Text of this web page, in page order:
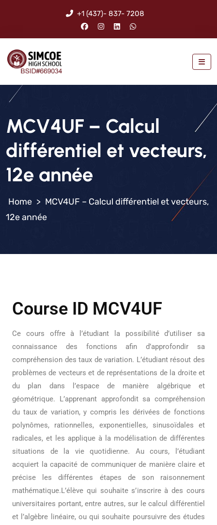
+1 (437)- 837- 7208
MCV4UF – Calcul
différentiel et vecteurs,
12e année
> MCV4UF – Calcul différentiel et vecteurs,
12e année
Course ID MCV4UF
Ce cours offre à l’étudiant la possibilité d’utiliser sa
connaissance des fonctions afin d’approfondir sa
compréhension des taux de variation. L’étudiant résout des
problèmes de vecteurs et de représentations de la droite et
du plan dans l’espace de manière algébrique et
géométrique. L’apprenant approfondit sa compréhension
du taux de variation, y compris les dérivées de fonctions
polynômes, rationnelles, exponentielles, sinusoïdales et
radicales, et les applique à la modélisation de différentes
situations de la vie quotidienne. Au cours, l’étudiant
acquiert la capacité de communiquer de manière claire et
précise les différentes étapes de son raisonnement
mathématique.L’élève qui souhaite s’inscrire à des cours
universitaires portant, entre autres, sur le calcul différentiel
et l’algèbre linéaire, ou qui souhaite poursuivre des études